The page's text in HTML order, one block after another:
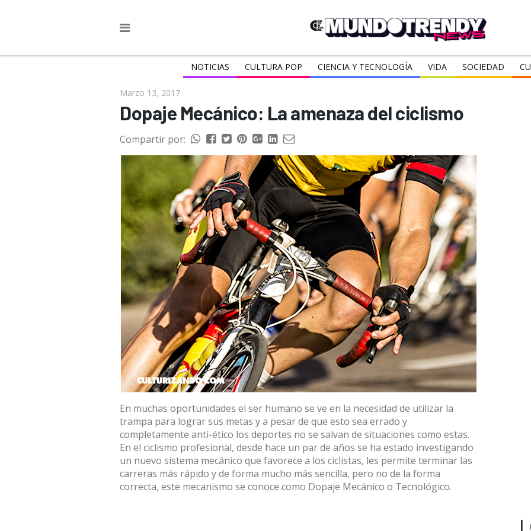
NOTICIAS CULTURA POP CIENCIA Y TECNOLOGÍA VIDA SOCIEDAD
Marzo 13, 2017
Dopaje Mecánico: La amenaza del ciclismo
Compartir por:
En muchas oportunidades el ser humano se ve en la necesidad de utilizar la
trampa para lograr sus metas y a pesar de que esto sea errado y
completamente anti-ético los deportes no se salvan de situaciones como estas.
En el ciclismo profesional, desde hace un par de años se ha estado investigando
un nuevo sistema mecánico que favorece a los ciclistas, les permite terminar las
carreras más rápido y de forma mucho más sencilla, pero no de la forma
correcta, este mecanismo se conoce como Dopaje Mecánico o Tecnológico.